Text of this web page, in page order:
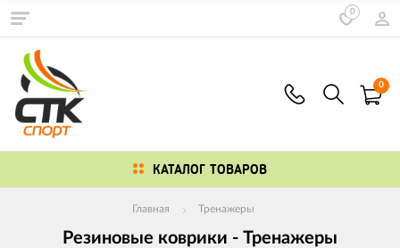
0
0
КАТАЛОГ ТОВАРОВ
Главная Тренажеры
Резиновые коврики - Тренажеры